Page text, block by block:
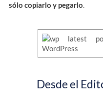
sólo copiarlo y pegarlo.
Desde el